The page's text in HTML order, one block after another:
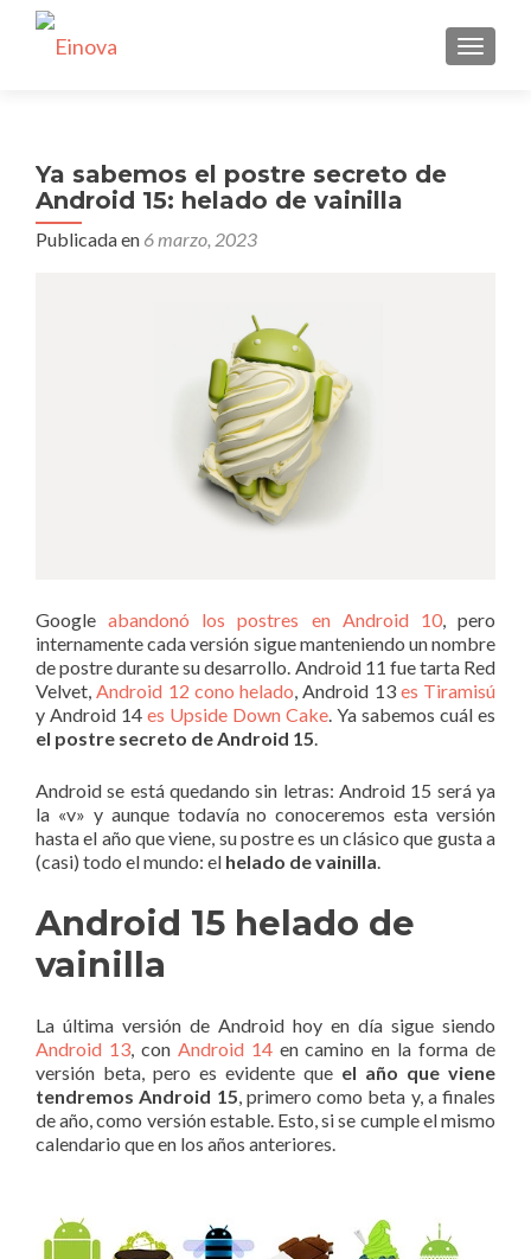
Ya sabemos el postre secreto de
Android 15: helado de vainilla
Publicada en 6 marzo, 2023
Googleabandonó los postres en Android 10, pero
internamente cada versión sigue manteniendo un nombre
de postre durante su desarrollo. Android 11 fue tarta Red
Velvet, Android 12 cono helado , Android 13 es Tiramisú
y Android 14 es Upside Down Cake . Ya sabemos cuál es
el postre secreto de Android 15
Android se está quedando sin letras: Android 15 será ya
la «v» y aunque todavía no conoceremos esta versión
hasta el año que viene, su postre es un clásico que gusta a
(casi) todo el mundo: el helado de vainilla
Android 15 helado de
vainilla
La última versión de Android hoy en día sigue siendo
Android 13, con Android 14en camino en la forma de
versión beta, pero es evidente que el año que viene
tendremos Android 15 , primero como beta y, a finales
de año, como versión estable. Esto, si se cumple el mismo
calendario que en los años anteriores.